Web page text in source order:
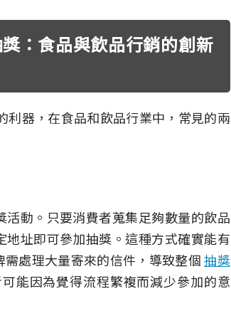
：食品與飲品行銷的創新
利器，在食品和飲品行業中，常見的兩
動。只要消費者蒐集足夠數量的飲品
址即可參加抽獎。這種方式確實能有
處理大量寄來的信件，導致整個抽獎
能因為覺得流程繁複而減少參加的意